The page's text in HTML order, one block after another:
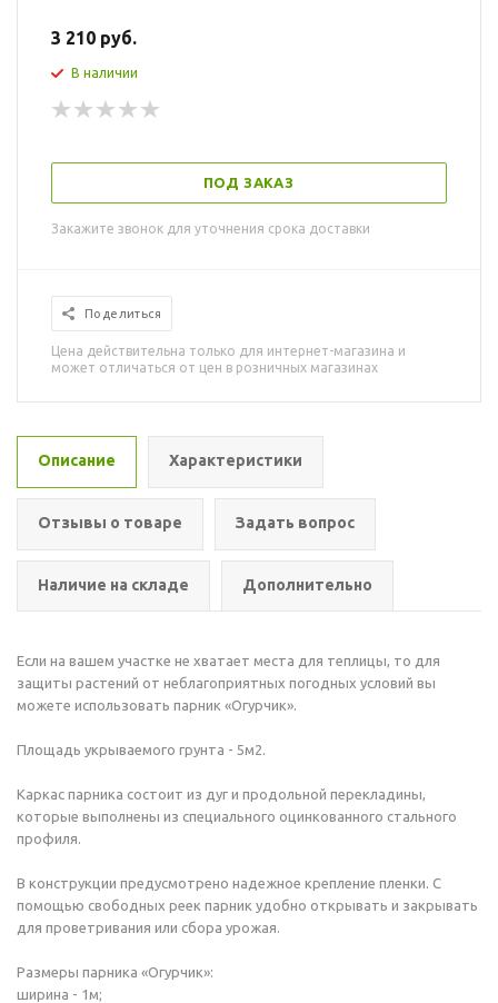
3 210 руб.
В наличии
ПОД ЗАКАЗ
Закажите звонок для уточнения срока доставки
Поделиться
Цена действительна только для интернет-магазина и
может отличаться от цен в розничных магазинах
Описание Характеристики
Отзывы о товаре Задать вопрос
Наличие на складе Дополнительно
Если на вашем участке не хватает места для теплицы, то для
защиты растений от неблагоприятных погодных условий вы
можете использовать парник «Огурчик».
Площадь укрываемого грунта - 5м2.
Каркас парника состоит из дуг и продольной перекладины,
которые выполнены из специального оцинкованного стального
профиля.
В конструкции предусмотрено надежное крепление пленки. С
помощью свободных реек парник удобно открывать и закрывать
для проветривания или сбора урожая.
Размеры парника «Огурчик»:
ширина - 1м;